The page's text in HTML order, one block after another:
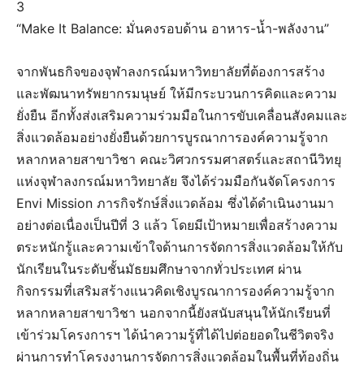
3
“Make It Balance: มั่นคงรอบด้าน อาหาร-น้ำ-พลังงาน”
จากพันธกิจของจุฬาลงกรณ์มหาวิทยาลัยที่ต้องการสร้าง
และพัฒนาทรัพยากรมนุษย์ ให้มีกระบวนการคิดและความ
ยั่งยืน อีกทั้งส่งเสริมความร่วมมือในการขับเคลื่อนสังคมและ
สิ่งแวดล้อมอย่างยั่งยืนด้วยการบูรณาการองค์ความรู้จาก
หลากหลายสาขาวิชา คณะวิศวกรรมศาสตร์และสถานีวิทยุ
แห่งจุฬาลงกรณ์มหาวิทยาลัย จึงได้ร่วมมือกันจัดโครงการ
Envi Mission ภารกิจรักษ์สิ่งแวดล้อม ซึ่งได้ดำเนินงานมา
อย่างต่อเนื่องเป็นปีที่ 3 แล้ว โดยมีเป้าหมายเพื่อสร้างความ
ตระหนักรู้และความเข้าใจด้านการจัดการสิ่งแวดล้อมให้กับ
นักเรียนในระดับชั้นมัธยมศึกษาจากทั่วประเทศ ผ่าน
กิจกรรมที่เสริมสร้างแนวคิดเชิงบูรณาการองค์ความรู้จาก
หลากหลายสาขาวิชา นอกจากนี้ยังสนับสนุนให้นักเรียนที่
เข้าร่วมโครงการฯ ได้นำความรู้ที่ได้ไปต่อยอดในชีวิตจริง
ผ่านการทำโครงงานการจัดการสิ่งแวดล้อมในพื้นที่ท้องถิ่น